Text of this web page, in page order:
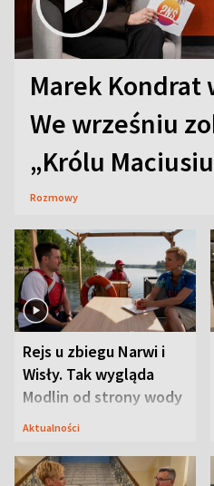
Marek Kondrat
We wrześniu
„Królu
Rozmowy
Rejs u zbiegu Narwi i
Wisły. Tak wygląda
Modlin od strony wody
Aktualności